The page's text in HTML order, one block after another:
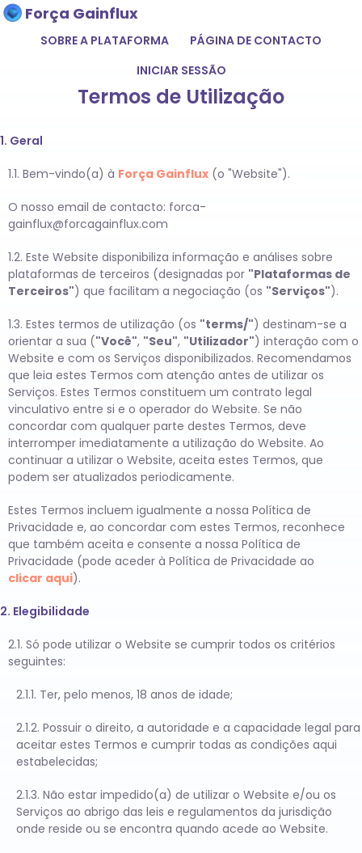
Força Gainflux
SOBRE A PLATAFORMA
PÁGINA DE CONTACTO
INICIAR SESSÃO
Termos de Utilização
1. Geral
1.1. Bem-vindo(a) à Força Gainflux (o "Website").
O nosso email de contacto: forca-
gainflux@forcagainflux.com
1.2. Este Website disponibiliza informação e análises sobre
plataformas de terceiros (designadas por "Plataformas de
Terceiros") que facilitam a negociação (os "Serviços").
1.3. Estes termos de utilização (os "terms/") destinam-se a
orientar a sua ("Você", "Seu", "Utilizador") interação com o
Website e com os Serviços disponibilizados. Recomendamos
que leia estes Termos com atenção antes de utilizar os
Serviços. Estes Termos constituem um contrato legal
vinculativo entre si e o operador do Website. Se não
concordar com qualquer parte destes Termos, deve
interromper imediatamente a utilização do Website. Ao
continuar a utilizar o Website, aceita estes Termos, que
podem ser atualizados periodicamente.
Estes Termos incluem igualmente a nossa Política de
Privacidade e, ao concordar com estes Termos, reconhece
que também aceita e consente a nossa Política de
Privacidade (pode aceder à Política de Privacidade ao
clicar aqui).
2. Elegibilidade
2.1. Só pode utilizar o Website se cumprir todos os critérios
seguintes:
2.1.1. Ter, pelo menos, 18 anos de idade;
2.1.2. Possuir o direito, a autoridade e a capacidade legal para
aceitar estes Termos e cumprir todas as condições aqui
estabelecidas;
2.1.3. Não estar impedido(a) de utilizar o Website e/ou os
Serviços ao abrigo das leis e regulamentos da jurisdição
onde reside ou se encontra quando acede ao Website.